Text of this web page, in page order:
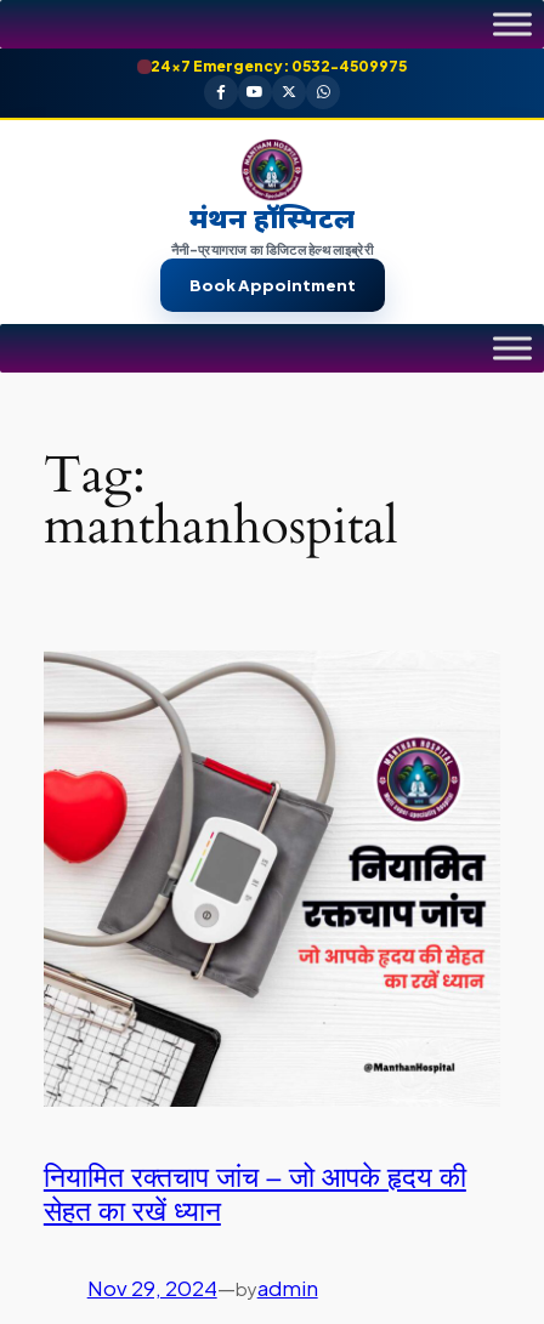
Skip
to
24×7 Emergency: 0532-4509975
मंथन हॉस्पिटल
नैनी-प्रयागराज का डिजिटल हेल्थ लाइब्रेरी
Book Appointment
Tag:
manthanhospital
नियामित रक्तचाप जांच – जो आपके हृदय की
सेहत का रखें ध्यान
Nov 29, 2024—byadmin